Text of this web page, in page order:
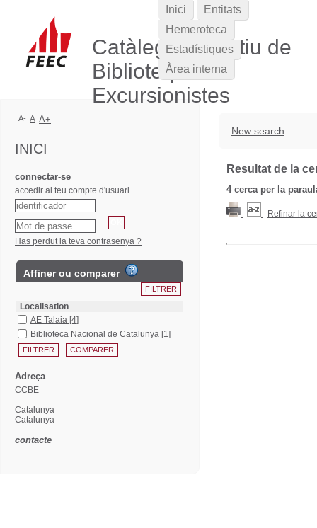
Catàleg Col·lectiu de
Biblioteques
Excursionistes
New search
Resultat de la
4cerca per la
Refinar la
Inici
Entitats
Hemeroteca
Estadístiques
Àrea interna
A- A A+
INICI
connectar-se
accedir al teu compte d'usuari
Has perdut la teva contrasenya ?
Affiner ou comparer
Localisation
AE Talaia [4]
Biblioteca Nacional de Catalunya [1]
Adreça
CCBE
Catalunya
Catalunya
contacte